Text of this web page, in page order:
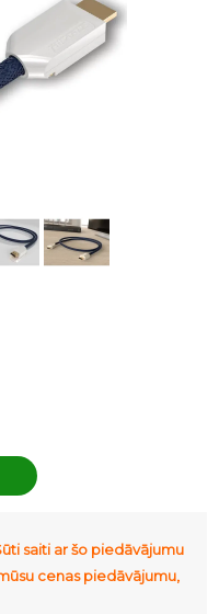
saiti ar šo piedāvājumu
cenas piedāvājumu,